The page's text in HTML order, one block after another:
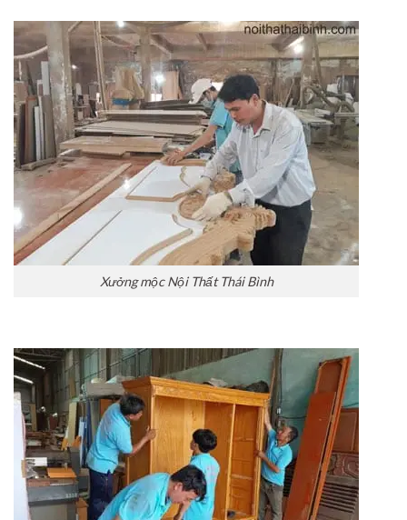
Xưởng mộc Nội Thất Thái Bình